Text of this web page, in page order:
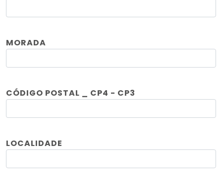
MORADA
CÓDIGO POSTAL _ CP4 - CP3
LOCALIDADE